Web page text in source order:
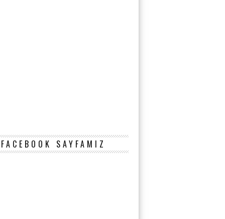
FACEBOOK SAYFAMIZ